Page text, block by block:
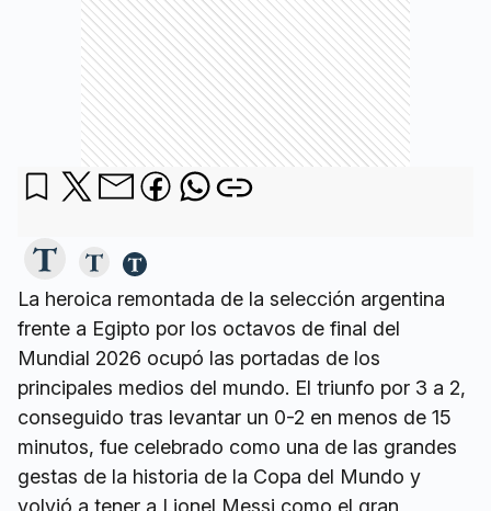
La heroica remontada de la selección argentina
frente a Egipto por los octavos de final del
Mundial 2026 ocupó las portadas de los
principales medios del mundo. El triunfo por 3 a 2,
conseguido tras levantar un 0-2 en menos de 15
minutos, fue celebrado como una de las grandes
gestas de la historia de la Copa del Mundo y
volvió a tener a Lionel Messi como el gran